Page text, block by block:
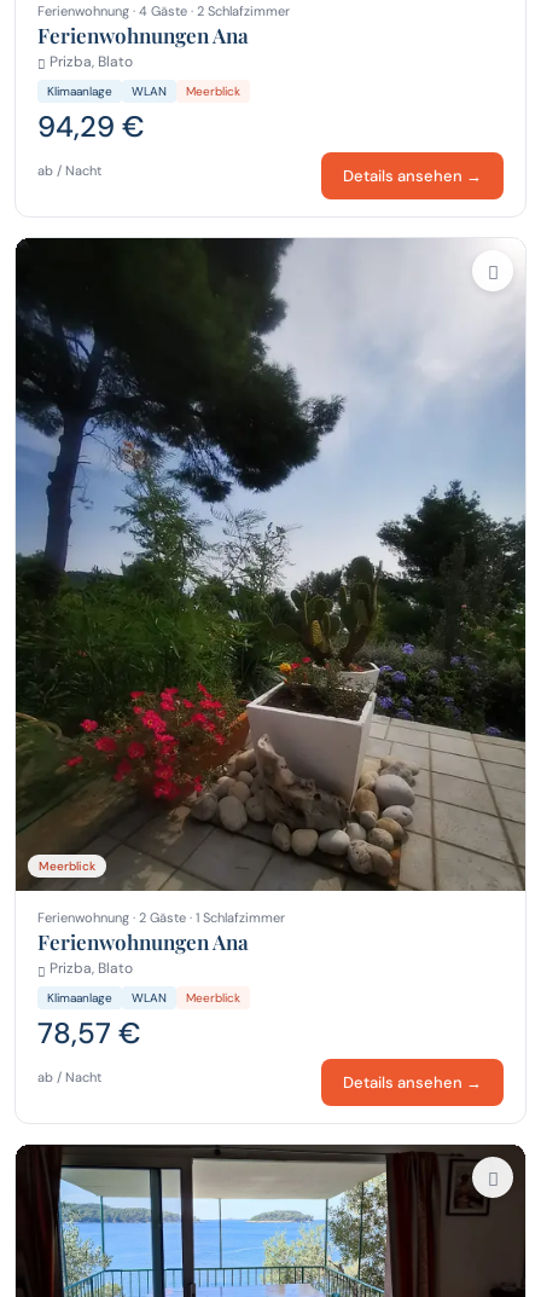
Ferienwohnung · 4 Gäste · 2 Schlafzimmer
Ferienwohnungen Ana
Prizba, Blato
Klimaanlage WLAN Meerblick
94,29 €
ab / Nacht Details ansehen →
Meerblick
Ferienwohnung · 2 Gäste · 1 Schlafzimmer
Ferienwohnungen Ana
Prizba, Blato
Klimaanlage WLAN Meerblick
78,57 €
ab / Nacht Details ansehen →